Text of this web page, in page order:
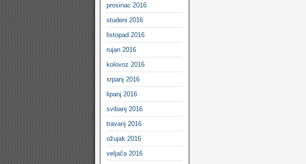
prosinac 2016
studeni 2016
listopad 2016
rujan 2016
kolovoz 2016
srpanj 2016
lipanj 2016
svibanj 2016
travanj 2016
ožujak 2016
veljača 2016